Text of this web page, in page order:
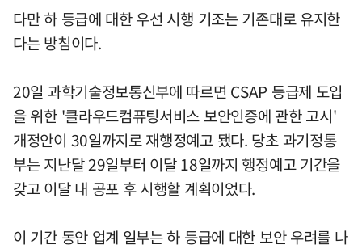
다만 하 등급에 대한 우선 시행 기조는 기존대로 유지한
다는 방침이다.
20일 과학기술정보통신부에 따르면 CSAP 등급제 도입
을 위한 '클라우드컴퓨팅서비스 보안인증에 관한 고시'
개정안이 30일까지로 재행정예고 됐다. 당초 과기정통
부는 지난달 29일부터 이달 18일까지 행정예고 기간을
갖고 이달 내 공포 후 시행할 계획이었다.
이 기간 동안 업계 일부는 하 등급에 대한 보안 우려를 나